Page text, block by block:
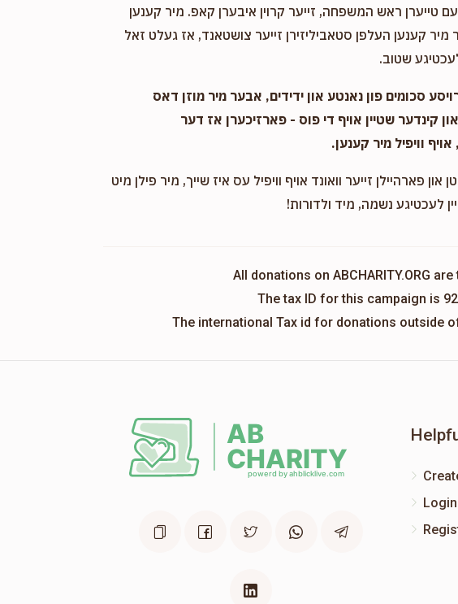
טייערן ראש המשפחה, זייער קרוין איבערן קאפ. מיר קענען
קענען העלפן סטאביליזירן זייער צושטאנד, אז געלט זאל
שטוב.
סכומים פון נאנטע און ידידים, אבער מיר מוזן דאס
קינדער שטיין אויף די פוס - פארזיכערן אז דער
וויפיל מיר קענען.
פארהיילן זייער וואונד אויף וויפיל עס איז שייך, מיר פילן מיט
לעכטיגע נשמה, מיד ולדורות!
All donations on ABCHARITY.ORG
The tax ID for this campaign is
The international Tax id for donations outside
Login